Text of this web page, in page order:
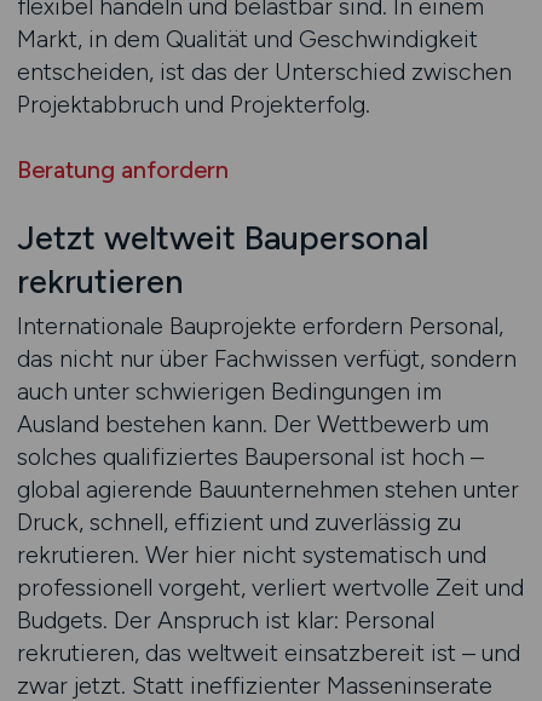
flexibel handeln und belastbar sind. In einem
Markt, in dem Qualität und Geschwindigkeit
entscheiden, ist das der Unterschied zwischen
Projektabbruch und Projekterfolg.
Beratung anfordern
Jetzt weltweit Baupersonal
rekrutieren
Internationale Bauprojekte erfordern Personal,
das nicht nur über Fachwissen verfügt, sondern
auch unter schwierigen Bedingungen im
Ausland bestehen kann. Der Wettbewerb um
solches qualifiziertes Baupersonal ist hoch –
global agierende Bauunternehmen stehen unter
Druck, schnell, effizient und zuverlässig zu
rekrutieren. Wer hier nicht systematisch und
professionell vorgeht, verliert wertvolle Zeit und
Budgets. Der Anspruch ist klar: Personal
rekrutieren, das weltweit einsatzbereit ist – und
zwar jetzt. Statt ineffizienter Masseninserate